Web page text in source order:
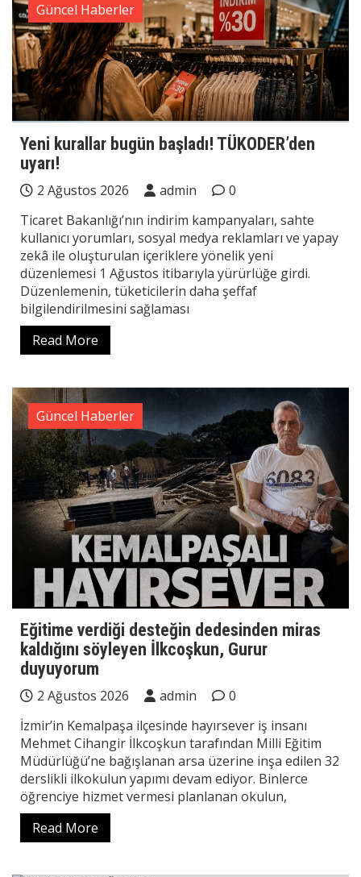
Güncel Haberler
Yeni kurallar bugün başladı! TÜKODER’den
uyarı!
2 Ağustos 2026 admin
0
Ticaret Bakanlığı’nın indirim kampanyaları, sahte
kullanıcı yorumları, sosyal medya reklamları ve yapay
zekâ ile oluşturulan içeriklere yönelik yeni
düzenlemesi 1 Ağustos itibarıyla yürürlüğe girdi.
Düzenlemenin, tüketicilerin daha şeffaf
bilgilendirilmesini sağlaması
Read More
Güncel Haberler
Eğitime verdiği desteğin dedesinden miras
kaldığını söyleyen İlkcoşkun, Gurur
duyuyorum
2 Ağustos 2026 admin
0
İzmir’in Kemalpaşa ilçesinde hayırsever iş insanı
Mehmet Cihangir İlkcoşkun tarafından Milli Eğitim
Müdürlüğü’ne bağışlanan arsa üzerine inşa edilen 32
derslikli ilkokulun yapımı devam ediyor. Binlerce
öğrenciye hizmet vermesi planlanan okulun,
Read More